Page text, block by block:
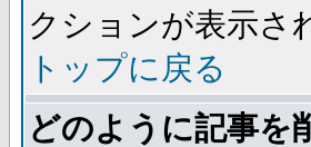
クションが表示さ
トップに戻る
どのように記事を